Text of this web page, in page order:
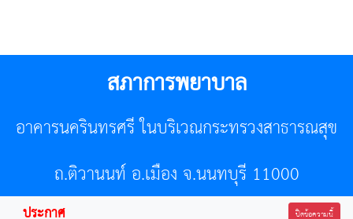
สภาการพยาบาล
อาคารนครินทรศรี ในบริเวณกระทรวงสาธารณสุข
ถ.ติวานนท์ อ.เมือง จ.นนทบุรี 11000
ประกาศ ปิดข้อความนี้